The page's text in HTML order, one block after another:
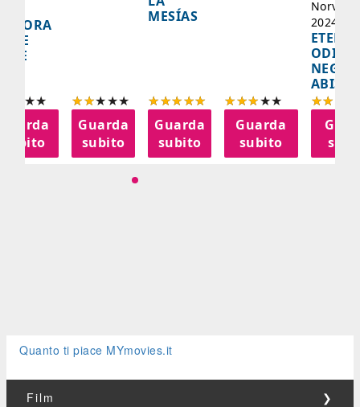
subito
Guarda
subito
MESÍAS
Guarda
subito
Guarda
subito
2024,
NEGLI
ABISSI
Quanto ti piace MYmovies.it
Film ❯